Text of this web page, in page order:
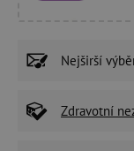
Nejširší
Zdravotní